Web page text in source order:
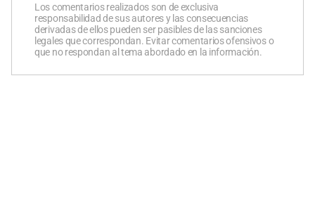
Los comentarios realizados son de exclusiva
responsabilidad de sus autores y las consecuencias
derivadas de ellos pueden ser pasibles de las sanciones
legales que correspondan. Evitar comentarios ofensivos o
que no respondan al tema abordado en la información.